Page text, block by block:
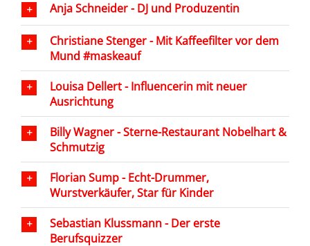
Anja Schneider - DJ und Produzentin
Christiane Stenger - Mit Kaffeefilter vor dem
Mund #maskeauf
Louisa Dellert - Influencerin mit neuer
Ausrichtung
Billy Wagner - Sterne-Restaurant Nobelhart &
Schmutzig
Florian Sump - Echt-Drummer,
Wurstverkäufer, Star für Kinder
Sebastian Klussmann - Der erste
Berufsquizzer